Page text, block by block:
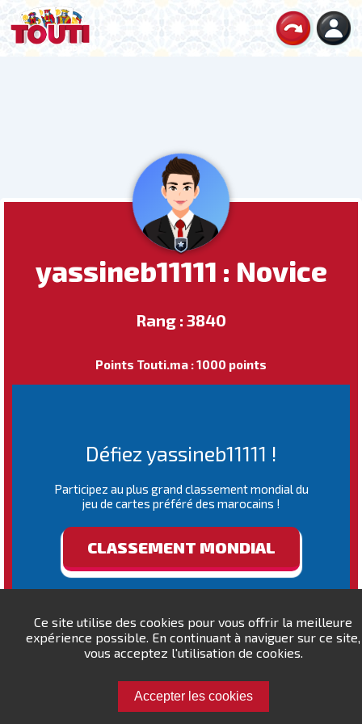
Ce site utilise des cookies pour vous offrir la meilleure
expérience possible. En continuant à naviguer sur ce site,
vous acceptez l'utilisation de cookies.
Accepter les cookies
yassineb11111 : Novice
Rang : 3840
Points Touti.ma : 1000 points
Défiez yassineb11111 !
Participez au plus grand classement mondial du
jeu de cartes préféré des marocains !
CLASSEMENT MONDIAL